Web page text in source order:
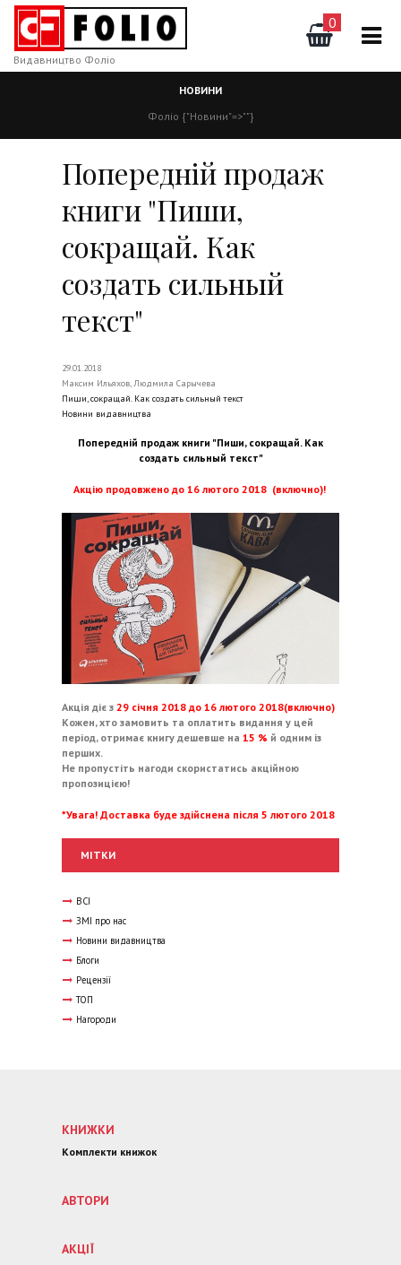
0
Видавництво Фоліо
НОВИНИ
Фоліо {"Новини"=>""}
Попередній продаж
книги "Пиши,
сокращай. Как
создать сильный
текст"
29.01.2018
Максим Ильяхов, Людмила Сарычева
Пиши, сокращай. Как создать сильный текст
Новини видавництва
Попередній продаж книги "Пиши, сокращай. Как
создать сильный текст"
Акцію продовжено до 16 лютого 2018 (включно)!
Акція діє з 29 січня 2018 до 16 лютого 2018(включно)
Кожен, хто замовить та оплатить видання у цей
період, отримає книгу дешевше на 15 % й одним із
перших.
Не пропустіть нагоди скористатись акційною
пропозицією!
*Увага! Доставка буде здійснена після 5 лютого 2018
МІТКИ
ВСІ
ЗМІ про нас
Новини видавництва
Блоги
Рецензії
ТОП
Нагороди
КНИЖКИ
Комплекти книжок
АВТОРИ
АКЦІЇ